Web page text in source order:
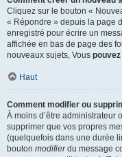
Cliquez sur le bouton «
« Répondre » depuis la page
enregistré pour écrire un
affichée en bas de page des
nouveaux sujets, Vous pouvez
Haut
Comment modifier ou
À moins d’être administrateur
supprimer que vos propres
(quelquefois dans une durée
bouton modifierdu message